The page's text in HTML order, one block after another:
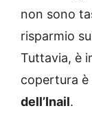
non sono
risparmio
Tuttavia, è
copertura è
dell’Inail.